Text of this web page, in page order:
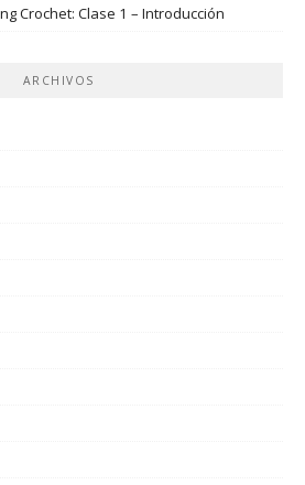
Crochet: Clase 1 – Introducción
ARCHIVOS